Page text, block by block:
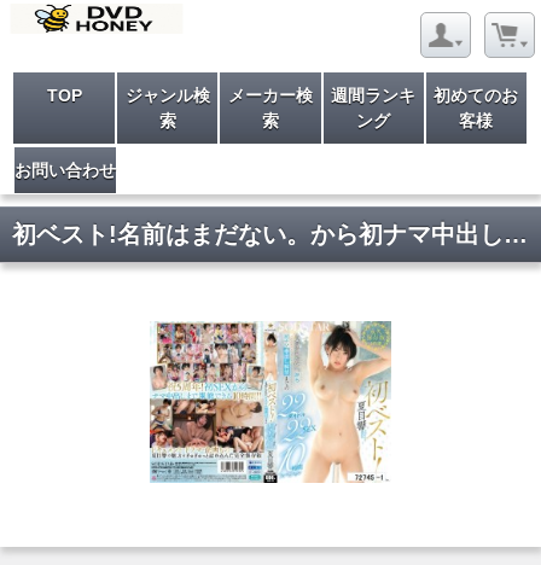
TOP
ジャンル検
索
メーカー検
索
週間ランキ
ング
初めてのお
客様
お問い合わせ
初ベスト!名前はまだない。から初ナマ中出し解禁までの22タイトル22SEX10時間スペシャル 夏目響 disk 2